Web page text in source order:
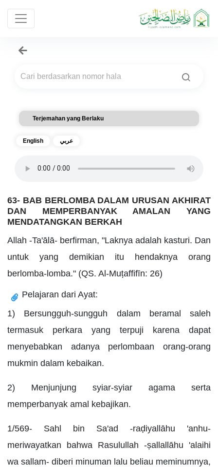
Terjemahan yang Berlaku
English عربي
63- BAB BERLOMBA DALAM URUSAN AKHIRAT
DAN MEMPERBANYAK AMALAN YANG
MENDATANGKAN BERKAH
Allah -Ta'ālā- berfirman, "Laknya adalah kasturi. Dan
untuk yang demikian itu hendaknya orang
berlomba-lomba." (QS. Al-Muṭaffifīn: 26)
Pelajaran dari Ayat:
1) Bersungguh-sungguh dalam beramal saleh
termasuk perkara yang terpuji karena dapat
menyebabkan adanya perlombaan orang-orang
mukmin dalam kebaikan.
2) Menjunjung syiar-syiar agama serta
memperbanyak amal kebajikan.
1/569- Sahl bin Sa'ad -raḍiyallāhu 'anhu-
meriwayatkan bahwa Rasulullah -ṣallallāhu 'alaihi
wa sallam- diberi minuman lalu beliau meminumnya,